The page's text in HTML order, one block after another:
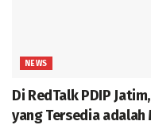
NEWS
Di RedTalk PDIP
yang Tersedia adalah